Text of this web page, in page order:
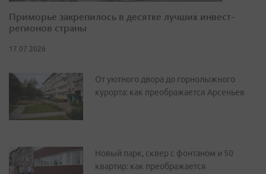
Приморье закрепилось в десятке лучших инвест-
регионов страны
17.07.2026
От уютного двора до горнолыжного
курорта: как преображается Арсеньев
Новый парк, сквер с фонтаном и 50
квартир: как преображается